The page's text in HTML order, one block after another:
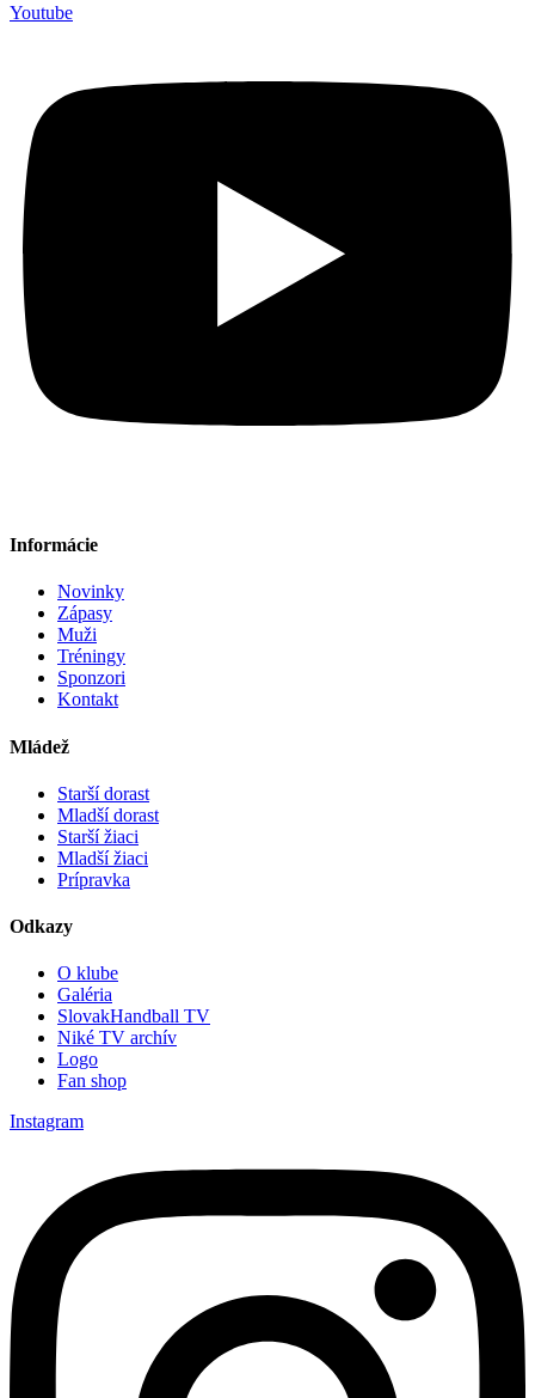
Youtube
Informácie
Novinky
Zápasy
Muži
Tréningy
Sponzori
Kontakt
Mládež
Starší dorast
Mladší dorast
Starší žiaci
Mladší žiaci
Prípravka
Odkazy
O klube
Galéria
SlovakHandball TV
Niké TV archív
Logo
Fan shop
Instagram